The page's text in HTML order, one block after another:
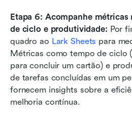
Etapa 6: Acompanhe métricas
de ciclo e produtividade: Por
quadro ao Lark Sheets para
Métricas como tempo de ciclo
para concluir um cartão) e
de tarefas concluídas em um
fornecem insights sobre a
melhoria contínua.